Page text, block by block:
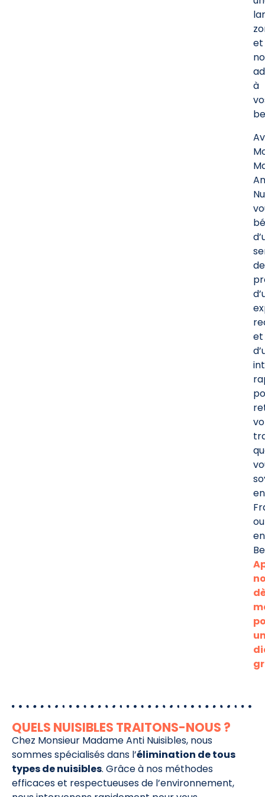
et
à
de
et
en
ou
en
QUELS NUISIBLES TRAITONS-NOUS ?
Chez Monsieur Madame Anti Nuisibles, nous
sommes spécialisés dans l’élimination de tous
types de nuisibles. Grâce à nos méthodes
efficaces et respectueuses de l’environnement,